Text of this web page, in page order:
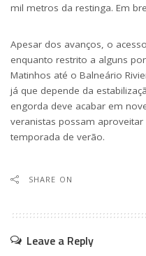
mil metros da restinga. Em
Apesar dos avanços, o
enquanto restrito a alguns
Matinhos até o Balneário
já que depende da
engorda deve acabar em
veranistas possam
temporada de verão.
SHARE ON
Leave a Reply